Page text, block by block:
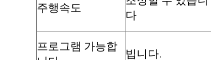
주행속도
다
프로그램 가능합
빕니다.